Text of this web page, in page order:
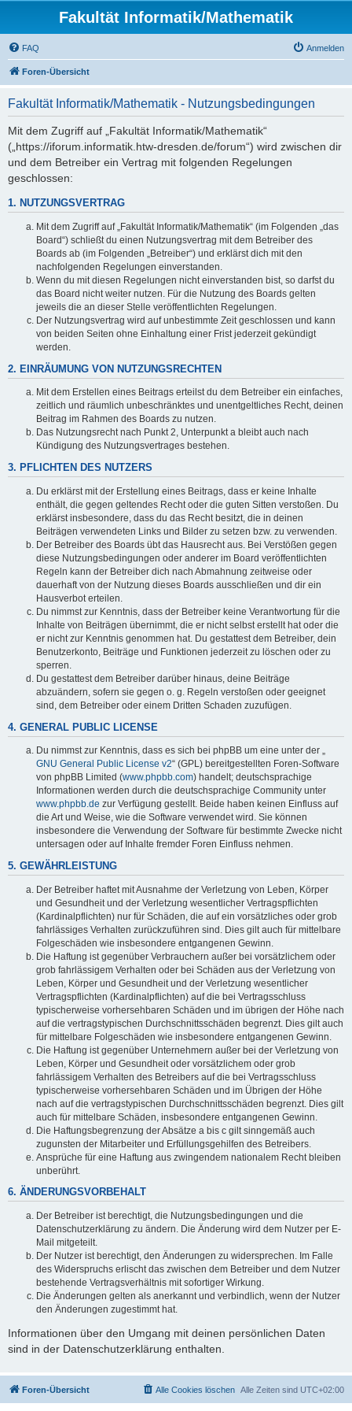
Fakultät Informatik/Mathematik
FAQ Anmelden
Foren-Übersicht
Fakultät Informatik/Mathematik - Nutzungsbedingungen
Mit dem Zugriff auf „Fakultät Informatik/Mathematik“
(„https://iforum.informatik.htw-dresden.de/forum“) wird zwischen dir
und dem Betreiber ein Vertrag mit folgenden Regelungen
geschlossen:
1. NUTZUNGSVERTRAG
Mit dem Zugriff auf „Fakultät Informatik/Mathematik“ (im Folgenden „das
Board“) schließt du einen Nutzungsvertrag mit dem Betreiber des
Boards ab (im Folgenden „Betreiber“) und erklärst dich mit den
nachfolgenden Regelungen einverstanden.
Wenn du mit diesen Regelungen nicht einverstanden bist, so darfst du
das Board nicht weiter nutzen. Für die Nutzung des Boards gelten
jeweils die an dieser Stelle veröffentlichten Regelungen.
Der Nutzungsvertrag wird auf unbestimmte Zeit geschlossen und kann
von beiden Seiten ohne Einhaltung einer Frist jederzeit gekündigt
werden.
2. EINRÄUMUNG VON NUTZUNGSRECHTEN
Mit dem Erstellen eines Beitrags erteilst du dem Betreiber ein einfaches,
zeitlich und räumlich unbeschränktes und unentgeltliches Recht, deinen
Beitrag im Rahmen des Boards zu nutzen.
Das Nutzungsrecht nach Punkt 2, Unterpunkt a bleibt auch nach
Kündigung des Nutzungsvertrages bestehen.
3. PFLICHTEN DES NUTZERS
Du erklärst mit der Erstellung eines Beitrags, dass er keine Inhalte
enthält, die gegen geltendes Recht oder die guten Sitten verstoßen. Du
erklärst insbesondere, dass du das Recht besitzt, die in deinen
Beiträgen verwendeten Links und Bilder zu setzen bzw. zu verwenden.
Der Betreiber des Boards übt das Hausrecht aus. Bei Verstößen gegen
diese Nutzungsbedingungen oder anderer im Board veröffentlichten
Regeln kann der Betreiber dich nach Abmahnung zeitweise oder
dauerhaft von der Nutzung dieses Boards ausschließen und dir ein
Hausverbot erteilen.
Du nimmst zur Kenntnis, dass der Betreiber keine Verantwortung für die
Inhalte von Beiträgen übernimmt, die er nicht selbst erstellt hat oder die
er nicht zur Kenntnis genommen hat. Du gestattest dem Betreiber, dein
Benutzerkonto, Beiträge und Funktionen jederzeit zu löschen oder zu
sperren.
Du gestattest dem Betreiber darüber hinaus, deine Beiträge
abzuändern, sofern sie gegen o. g. Regeln verstoßen oder geeignet
sind, dem Betreiber oder einem Dritten Schaden zuzufügen.
4. GENERAL PUBLIC LICENSE
Du nimmst zur Kenntnis, dass es sich bei phpBB um eine unter der „
GNU General Public License v2“ (GPL) bereitgestellten Foren-Software
von phpBB Limited (www.phpbb.com) handelt; deutschsprachige
Informationen werden durch die deutschsprachige Community unter
www.phpbb.de zur Verfügung gestellt. Beide haben keinen Einfluss auf
die Art und Weise, wie die Software verwendet wird. Sie können
insbesondere die Verwendung der Software für bestimmte Zwecke nicht
untersagen oder auf Inhalte fremder Foren Einfluss nehmen.
5. GEWÄHRLEISTUNG
Der Betreiber haftet mit Ausnahme der Verletzung von Leben, Körper
und Gesundheit und der Verletzung wesentlicher Vertragspflichten
(Kardinalpflichten) nur für Schäden, die auf ein vorsätzliches oder grob
fahrlässiges Verhalten zurückzuführen sind. Dies gilt auch für mittelbare
Folgeschäden wie insbesondere entgangenen Gewinn.
Die Haftung ist gegenüber Verbrauchern außer bei vorsätzlichem oder
grob fahrlässigem Verhalten oder bei Schäden aus der Verletzung von
Leben, Körper und Gesundheit und der Verletzung wesentlicher
Vertragspflichten (Kardinalpflichten) auf die bei Vertragsschluss
typischerweise vorhersehbaren Schäden und im übrigen der Höhe nach
auf die vertragstypischen Durchschnittsschäden begrenzt. Dies gilt auch
für mittelbare Folgeschäden wie insbesondere entgangenen Gewinn.
Die Haftung ist gegenüber Unternehmern außer bei der Verletzung von
Leben, Körper und Gesundheit oder vorsätzlichem oder grob
fahrlässigem Verhalten des Betreibers auf die bei Vertragsschluss
typischerweise vorhersehbaren Schäden und im Übrigen der Höhe
nach auf die vertragstypischen Durchschnittsschäden begrenzt. Dies gilt
auch für mittelbare Schäden, insbesondere entgangenen Gewinn.
Die Haftungsbegrenzung der Absätze a bis c gilt sinngemäß auch
zugunsten der Mitarbeiter und Erfüllungsgehilfen des Betreibers.
Ansprüche für eine Haftung aus zwingendem nationalem Recht bleiben
unberührt.
6. ÄNDERUNGSVORBEHALT
Der Betreiber ist berechtigt, die Nutzungsbedingungen und die
Datenschutzerklärung zu ändern. Die Änderung wird dem Nutzer per E-
Mail mitgeteilt.
Der Nutzer ist berechtigt, den Änderungen zu widersprechen. Im Falle
des Widerspruchs erlischt das zwischen dem Betreiber und dem Nutzer
bestehende Vertragsverhältnis mit sofortiger Wirkung.
Die Änderungen gelten als anerkannt und verbindlich, wenn der Nutzer
den Änderungen zugestimmt hat.
Informationen über den Umgang mit deinen persönlichen Daten
sind in der Datenschutzerklärung enthalten.
Foren-Übersicht Alle Zeiten sind UTC+02:00
Alle Cookies löschen